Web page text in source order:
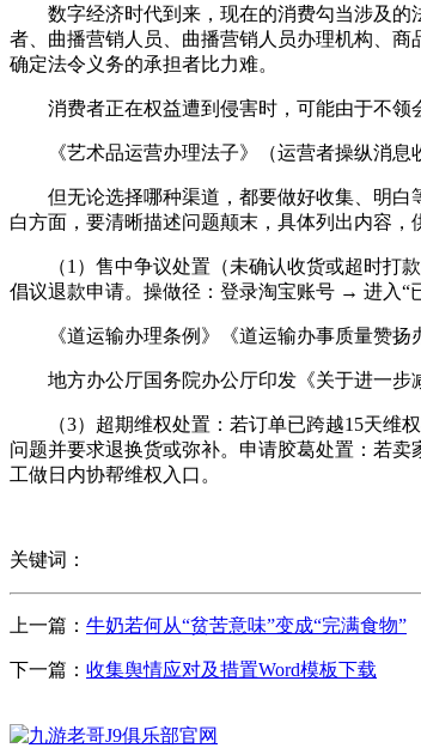
数字经济时代到来，现在的消费勾当涉及的
者、曲播营销人员、曲播营销人员办理机构、
确定法令义务的承担者比力难。
消费者正在权益遭到侵害时，可能由于不领
《艺术品运营办理法子》（运营者操纵消息收
但无论选择哪种渠道，都要做好收集、明白
白方面，要清晰描述问题颠末，具体列出内容，
（1）售中争议处置（未确认收货或超时打款
倡议退款申请。操做径：登录淘宝账号 → 进入“
《道运输办理条例》《道运输办事质量赞扬办
地方办公厅国务院办公厅印发《关于进一步
（3）超期维权处置：若订单已跨越15天维权
问题并要求退换货或弥补。申请胶葛处置：若
工做日内协帮维权入口。
关键词：
上一篇： 牛奶若何从“贫苦意味”变成“完满食物”
下一篇： 收集舆情应对及措置Word模板下载